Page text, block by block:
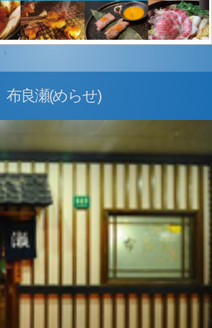
布良瀬(めらせ)